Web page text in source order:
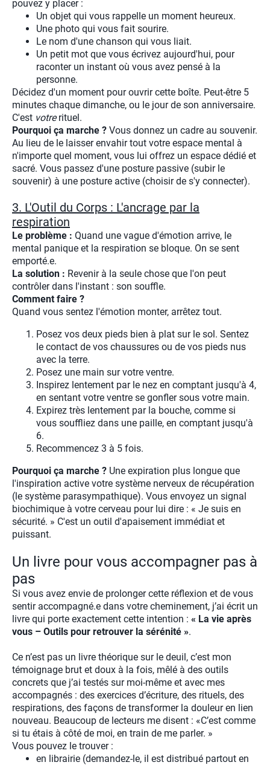
pouvez y placer :
Un objet qui vous rappelle un moment heureux.
Une photo qui vous fait sourire.
Le nom d'une chanson qui vous liait.
Un petit mot que vous écrivez aujourd'hui, pour
raconter un instant où vous avez pensé à la
personne.
Décidez d'un moment pour ouvrir cette boîte. Peut-être 5
minutes chaque dimanche, ou le jour de son anniversaire.
C'est votrerituel.
Pourquoi ça marche ? Vous donnez un cadre au souvenir.
Au lieu de le laisser envahir tout votre espace mental à
n'importe quel moment, vous lui offrez un espace dédié et
sacré. Vous passez d'une posture passive (subir le
souvenir) à une posture active (choisir de s'y connecter).
3. L'Outil du Corps : L'ancrage par la
respiration
Le problème : Quand une vague d'émotion arrive, le
mental panique et la respiration se bloque. On se sent
emporté.e.
La solution : Revenir à la seule chose que l'on peut
contrôler dans l'instant : son souffle.
Comment faire ?
Quand vous sentez l'émotion monter, arrêtez tout.
Posez vos deux pieds bien à plat sur le sol. Sentez
le contact de vos chaussures ou de vos pieds nus
avec la terre.
Posez une main sur votre ventre.
Inspirez lentement par le nez en comptant jusqu'à 4,
en sentant votre ventre se gonfler sous votre main.
Expirez très lentement par la bouche, comme si
vous souffliez dans une paille, en comptant jusqu'à
6.
Recommencez 3 à 5 fois.
Pourquoi ça marche ? Une expiration plus longue que
l'inspiration active votre système nerveux de récupération
(le système parasympathique). Vous envoyez un signal
biochimique à votre cerveau pour lui dire : « Je suis en
sécurité. » C'est un outil d'apaisement immédiat et
puissant.
Un livre pour vous accompagner pas à
pas
Si vous avez envie de prolonger cette réflexion et de vous
sentir accompagné.e dans votre cheminement, j’ai écrit un
livre qui porte exactement cette intention : « La vie après
vous – Outils pour retrouver la sérénité ».
Ce n’est pas un livre théorique sur le deuil, c’est mon
témoignage brut et doux à la fois, mêlé à des outils
concrets que j’ai testés sur moi-même et avec mes
accompagnés : des exercices d’écriture, des rituels, des
respirations, des façons de transformer la douleur en lien
nouveau. Beaucoup de lecteurs me disent : «C’est comme
si tu étais à côté de moi, en train de me parler. »
Vous pouvez le trouver :
en librairie (demandez-le, il est distribué partout en